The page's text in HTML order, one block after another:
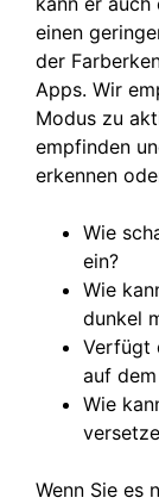
einen
der
Apps. Wir
Modus zu
empfinden
erkennen
Wie
ein?
Wie
dunkel
Verfügt
auf
Wie
Wenn Sie es